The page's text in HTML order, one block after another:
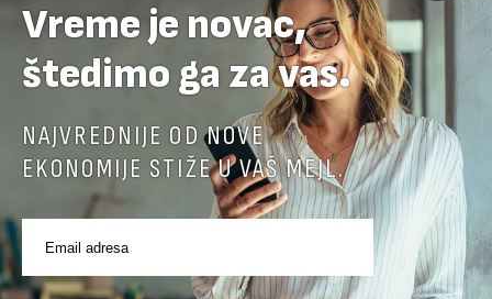
POVEZANI SADRŽAJI
Vreme je novac,
štedimo ga za vas.
NAJVREDNIJE OD NOVE
EKONOMIJE STIŽE U VAŠ MEJL.